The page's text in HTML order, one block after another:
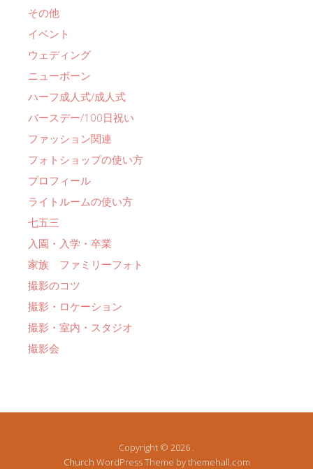
その他
イベント
ウェディング
ニューボーン
ハーフ成人式/成人式
バースデー/100日祝い
ファッション関連
フォトショップの使い方
プロフィール
ライトルームの使い方
七五三
入園・入学・卒業
家族 ファミリーフォト
撮影のコツ
撮影・ロケーション
撮影・室内・スタジオ
撮影会
Copyright © 2026 .
Church WordPress Theme by themehall.com